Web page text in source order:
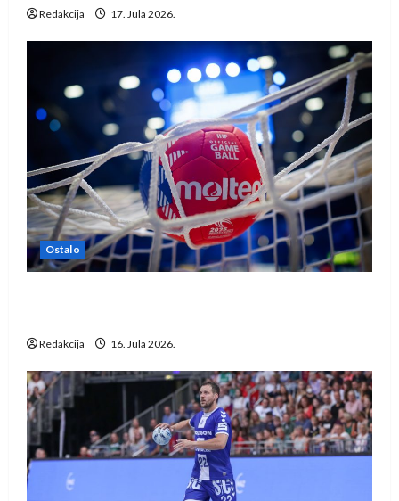
Redakcija 17. Jula 2026.
Ostalo
Redakcija 16. Jula 2026.